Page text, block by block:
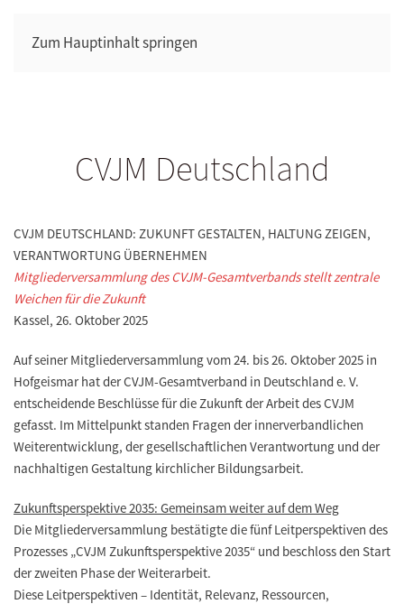
Zum Hauptinhalt springen
CVJM Deutschland
CVJM DEUTSCHLAND: ZUKUNFT GESTALTEN, HALTUNG ZEIGEN,
VERANTWORTUNG ÜBERNEHMEN
Mitgliederversammlung des CVJM-Gesamtverbands stellt zentrale
Weichen für die Zukunft
Kassel, 26. Oktober 2025
Auf seiner Mitgliederversammlung vom 24. bis 26. Oktober 2025 in
Hofgeismar hat der CVJM-Gesamtverband in Deutschland e. V.
entscheidende Beschlüsse für die Zukunft der Arbeit des CVJM
gefasst. Im Mittelpunkt standen Fragen der innerverbandlichen
Weiterentwicklung, der gesellschaftlichen Verantwortung und der
nachhaltigen Gestaltung kirchlicher Bildungsarbeit.
Zukunftsperspektive 2035: Gemeinsam weiter auf dem Weg
Die Mitgliederversammlung bestätigte die fünf Leitperspektiven des
Prozesses „CVJM Zukunftsperspektive 2035“ und beschloss den Start
der zweiten Phase der Weiterarbeit.
Diese Leitperspektiven – Identität, Relevanz, Ressourcen,